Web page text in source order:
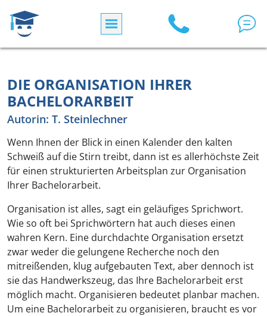
DIE ORGANISATION IHRER
BACHELORARBEIT
Autorin: T. Steinlechner
Wenn Ihnen der Blick in einen Kalender den kalten
Schweiß auf die Stirn treibt, dann ist es allerhöchste Zeit
für einen strukturierten Arbeitsplan zur Organisation
Ihrer Bachelorarbeit.
Organisation ist alles, sagt ein geläufiges Sprichwort.
Wie so oft bei Sprichwörtern hat auch dieses einen
wahren Kern. Eine durchdachte Organisation ersetzt
zwar weder die gelungene Recherche noch den
mitreißenden, klug aufgebauten Text, aber dennoch ist
sie das Handwerkszeug, das Ihre Bachelorarbeit erst
möglich macht. Organisieren bedeutet planbar machen.
Um eine Bachelorarbeit zu organisieren, braucht es vor